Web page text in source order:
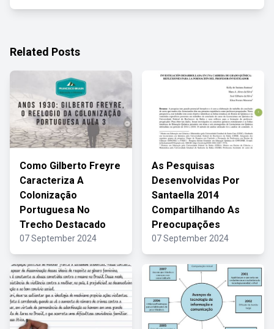
Related Posts
Como Gilberto Freyre
Caracteriza A
Colonização
Portuguesa No
Trecho Destacado
07 September 2024
As Pesquisas
Desenvolvidas Por
Santaella 2014
Compartilhando As
Preocupações
07 September 2024